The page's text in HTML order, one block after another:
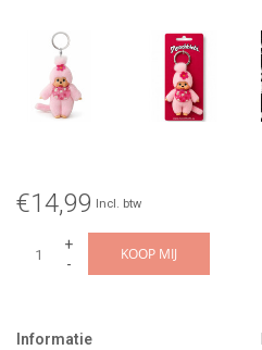
€14,99 Incl. btw
+
-
KOOP MIJ
Informatie